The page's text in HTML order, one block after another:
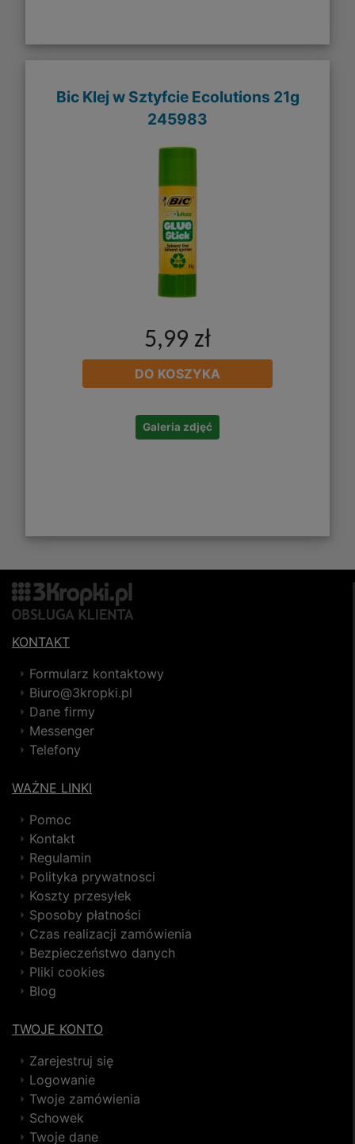
Bic Klej w Sztyfcie Ecolutions 21g
245983
5,99 zł
DO KOSZYKA
Galeria zdjęć
KONTAKT
Formularz kontaktowy
Biuro@3kropki.pl
Dane firmy
Messenger
Telefony
WAŻNE LINKI
Pomoc
Kontakt
Regulamin
Polityka prywatnosci
Koszty przesyłek
Sposoby płatności
Czas realizacji zamówienia
Bezpieczeństwo danych
Pliki cookies
Blog
TWOJE KONTO
Zarejestruj się
Logowanie
Twoje zamówienia
Schowek
Twoje dane